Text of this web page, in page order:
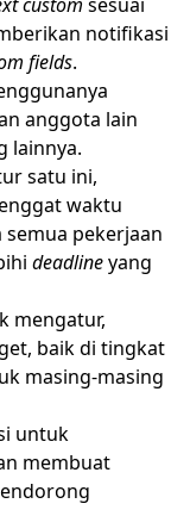
notifikasi
fields.
anggota lain
lainnya.
satu ini,
waktu
pekerjaan
deadlineyang
mengatur,
baik di tingkat
masing-masing
untuk
membuat